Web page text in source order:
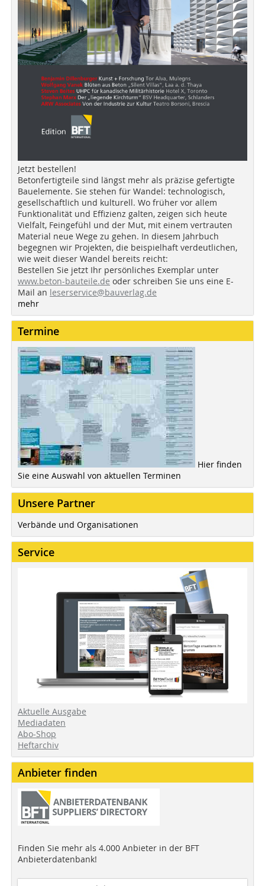
Jetzt bestellen!
Betonfertigteile sind längst mehr als präzise gefertigte
Bauelemente. Sie stehen für Wandel: technologisch,
gesellschaftlich und kulturell. Wo früher vor allem
Funktionalität und Effizienz galten, zeigen sich heute
Vielfalt, Feingefühl und der Mut, mit einem vertrauten
Material neue Wege zu gehen. In diesem Jahrbuch
begegnen wir Projekten, die beispielhaft verdeutlichen,
wie weit dieser Wandel bereits reicht:
Bestellen Sie jetzt Ihr persönliches Exemplar unter
www.beton-bauteile.de oder schreiben Sie uns eine E-
Mail an leserservice@bauverlag.de
mehr
Termine
Hier finden
Sie eine Auswahl von aktuellen Terminen
Unsere Partner
Verbände und Organisationen
Service
Aktuelle Ausgabe
Mediadaten
Abo-Shop
Heftarchiv
Anbieter finden
Finden Sie mehr als 4.000 Anbieter in der BFT
Anbieterdatenbank!